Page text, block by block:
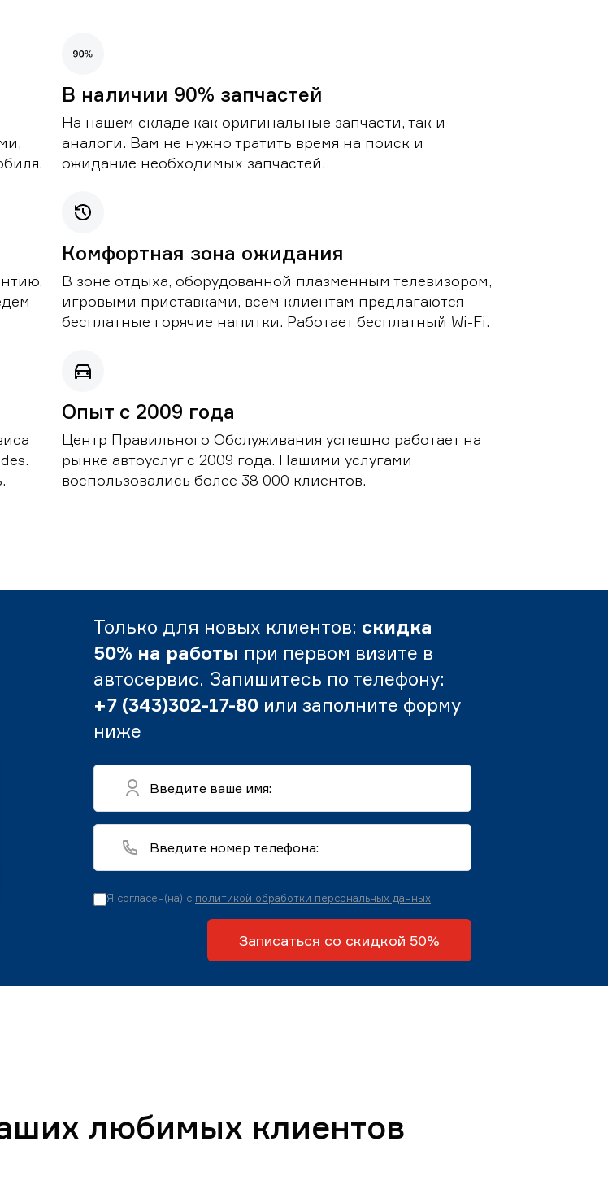
В наличии 90% запчастей
На нашем складе как оригинальные запчасти, так и
аналоги. Вам не нужно тратить время на поиск и
ожидание необходимых запчастей.
Комфортная зона ожидания
В зоне отдыха, оборудованной плазменным телевизором,
игровыми приставками, всем клиентам предлагаются
бесплатные горячие напитки. Работает бесплатный Wi-Fi.
Опыт с 2009 года
Центр Правильного Обслуживания успешно работает на
рынке автоуслуг с 2009 года. Нашими услугами
воспользовались более 38 000 клиентов.
Только для новых клиентов: скидка
50% на работы при первом визите в
автосервис. Запишитесь по телефону:
+7 (343)302-17-80 или заполните форму
ниже
Я согласен(на) с политикой обработки персональных данных
Записаться со скидкой 50%
любимых клиентов